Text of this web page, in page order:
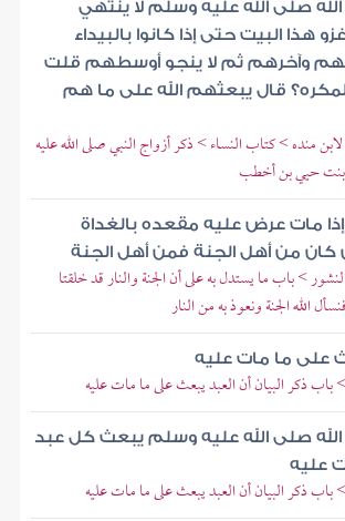
صلى الله عليه وسلم لا ينتهي
هذا البيت حتى إذا كانوا بالبيداء
وآخرهم ثم لا ينجو أوسطهم قلت
قال يبعثهم الله على ما هم
منده > كتاب النساء > ذكر أزواج النبي صلى الله عليه
حيي بن أخطب
مات عرض عليه مقعده بالغداة
كان من أهل الجنة فمن أهل الجنة
> باب ما يستدل به على أن الجنة والنار قد خلقتا
الله الجنة ونعوذ به من النار
على ما مات عليه
باب ذكر البيان أن العبد يبعث على ما مات عليه
صلى الله عليه وسلم يبعث كل عبد
عليه
باب ذكر البيان أن العبد يبعث على ما مات عليه